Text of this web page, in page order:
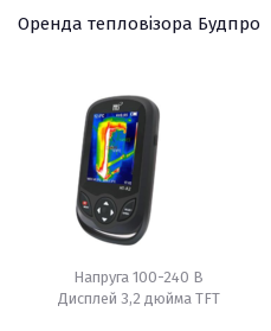
Оренда тепловізора Будпро
Напруга 100-240 В
Дисплей 3,2 дюйма TFT